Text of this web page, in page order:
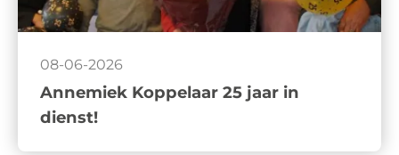
08-06-2026
Annemiek Koppelaar 25 jaar in
dienst!